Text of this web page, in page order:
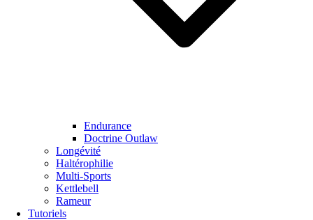
Endurance
Doctrine Outlaw
Longévité
Haltérophilie
Multi-Sports
Kettlebell
Rameur
Tutoriels